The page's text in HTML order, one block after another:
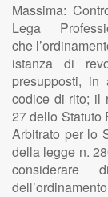
Massima:
Lega
che
istanza di
presupposti,
codice di rito; il
27 dello Statuto
Arbitrato per lo
della legge n.
considerare